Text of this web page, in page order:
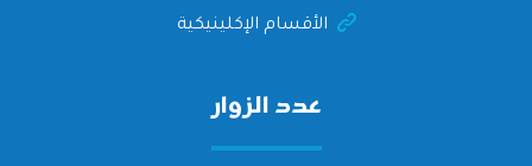
الأقسام الإكلينيكية
عدد الزوار